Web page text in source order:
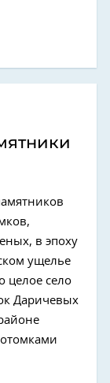
в эпоху
ущелье
целое село
Даричевых